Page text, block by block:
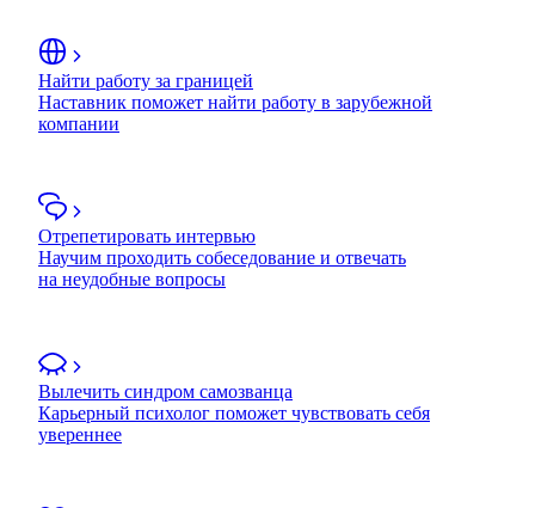
Найти работу за границей
Наставник поможет найти работу в зарубежной
компании
Отрепетировать интервью
Научим проходить собеседование и отвечать
на неудобные вопросы
Вылечить синдром самозванца
Карьерный психолог поможет чувствовать себя
увереннее